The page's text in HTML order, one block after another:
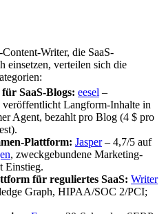
Writer, die SaaS-
einsetzen, verteilen sich die
SaaS-Blogs: eesel –
Langform-Inhalte in
Agent, bezahlt pro Blog (4 $ pro
Plattform: Jasper– 4,7/5 auf
, zweckgebundene Marketing-
Einstieg.
für reguliertes SaaS: Writer
Graph, HIPAA/SOC 2/PCI;